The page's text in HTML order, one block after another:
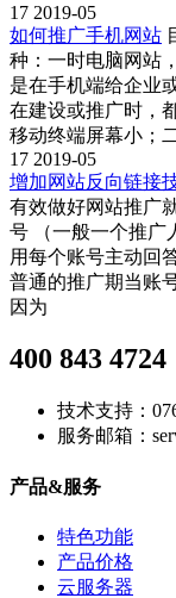
17 2019-05
如何推广手机网站
种：一时电脑网站
是在手机端给企业
在建设或推广时，
移动终端屏幕小；
17 2019-05
增加网站反向链接
有效做好网站推广
号 （一般一个推广
用每个账号主动回
普通的推广期当账
因为
400 843 4724
技术支持：
服务邮箱：
产品&服务
特色功能
产品价格
云服务器